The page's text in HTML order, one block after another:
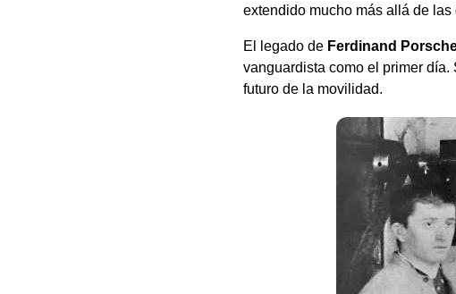
extendido mucho más allá de
El legado de Ferdinand
vanguardista como el primer
futuro de la movilidad.